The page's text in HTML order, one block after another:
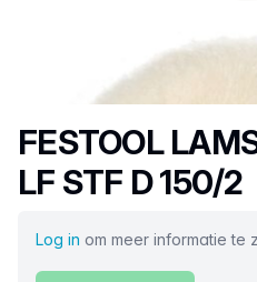
FESTOOL
LF STF D 150/2
Log in om meer informatie te